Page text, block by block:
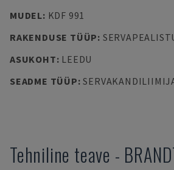
MUDEL: KDF 991
RAKENDUSE TÜÜP:
ASUKOHT: LEEDU
SEADME TÜÜP:
Tehniline teave -